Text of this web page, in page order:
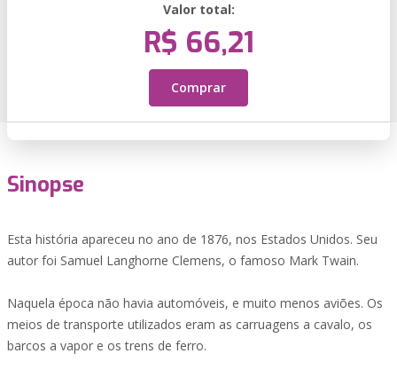
Valor total:
R$ 66,21
Comprar
Sinopse
Esta história apareceu no ano de 1876, nos Estados Unidos. Seu
autor foi Samuel Langhorne Clemens, o famoso Mark Twain.
Naquela época não havia automóveis, e muito menos aviões. Os
meios de transporte utilizados eram as carruagens a cavalo, os
barcos a vapor e os trens de ferro.